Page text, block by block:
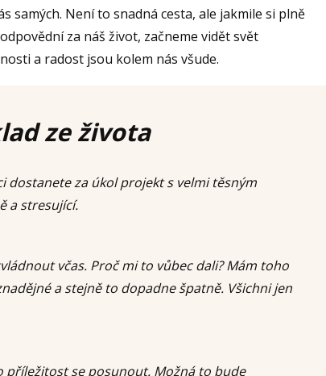
samých. Není to snadná cesta, ale jakmile si plně
za náš život, začneme vidět svět
a radost jsou kolem nás všude.
ze života
dostanete za úkol projekt s velmi těsným
a stresující.
včas. Proč mi to vůbec dali? Mám toho
a stejně to dopadne špatně. Všichni jen
příležitost se posunout. Možná to bude